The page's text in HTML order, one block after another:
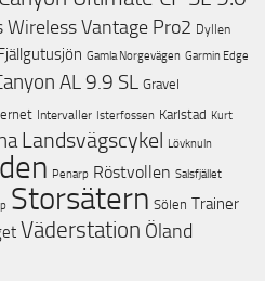
Wireless Vantage Pro2 Dyllen
Gamla Norgevägen Garmin Edge
AL 9.9 SL Gravel
Intervaller Isterfossen Karlstad Kurt
Landsvägscykel Lövknuln
Penarp Röstvollen Salsfjället
Storsätern Sölen Trainer
Väderstation Öland